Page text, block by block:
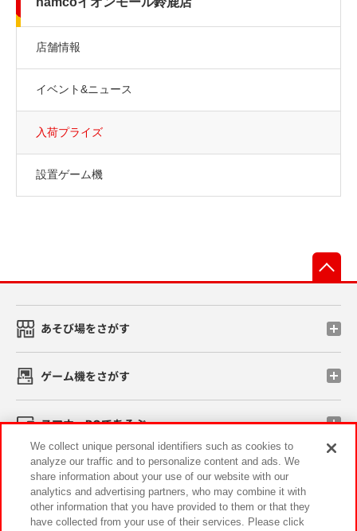
店舗情報
イベント&ニュース
入荷プライズ
設置ゲーム機
あそび場をさがす
ゲーム機をさがす
スマホ・PCであそぶ
イベント・キャンペーン
We collect unique personal identifiers such as cookies to
analyze our traffic and to personalize content and ads. We
share information about your use of our website with our
analytics and advertising partners, who may combine it with
other information that you have provided to them or that they
have collected from your use of their services. Please click